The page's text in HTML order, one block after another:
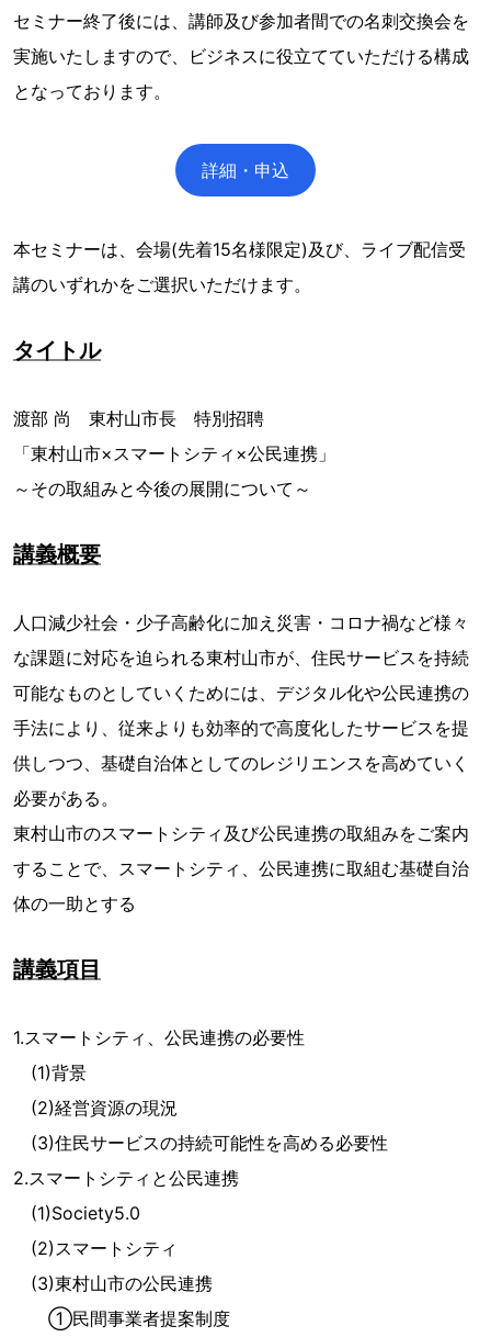
セミナー終了後には、講師及び参加者間での名刺交換会を
実施いたしますので、ビジネスに役立てていただける構成
となっております。
詳細・申込
本セミナーは、会場(先着15名様限定)及び、ライブ配信受
講のいずれかをご選択いただけます。
タイトル
渡部 尚 東村山市長 特別招聘
「東村山市×スマートシティ×公民連携」
～その取組みと今後の展開について～
講義概要
人口減少社会・少子高齢化に加え災害・コロナ禍など様々
な課題に対応を迫られる東村山市が、住民サービスを持続
可能なものとしていくためには、デジタル化や公民連携の
手法により、従来よりも効率的で高度化したサービスを提
供しつつ、基礎自治体としてのレジリエンスを高めていく
必要がある。
東村山市のスマートシティ及び公民連携の取組みをご案内
することで、スマートシティ、公民連携に取組む基礎自治
体の一助とする
講義項目
1.スマートシティ、公民連携の必要性
(1)背景
(2)経営資源の現況
(3)住民サービスの持続可能性を高める必要性
2.スマートシティと公民連携
(1)Society5.0
(2)スマートシティ
(3)東村山市の公民連携
①民間事業者提案制度